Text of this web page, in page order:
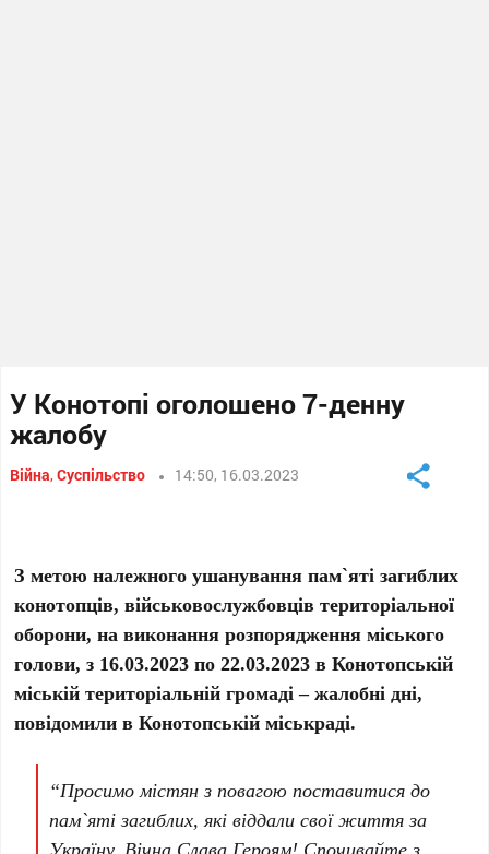
У Конотопі оголошено 7-денну
жалобу
Війна,Суспільство 14:50, 16.03.2023
З метою належного ушанування пам`яті загиблих
конотопців, військовослужбовців територіальної
оборони, на виконання розпорядження міського
голови, з 16.03.2023 по 22.03.2023 в Конотопській
міській територіальній громаді – жалобні дні,
повідомили в Конотопській міськраді.
“Просимо містян з повагою поставитися до
пам`яті загиблих, які віддали свої життя за
Україну.Вічна Слава Героям! Спочивайте з